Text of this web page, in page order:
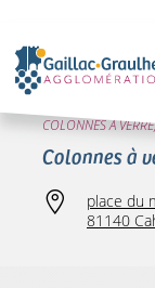
COLONNES À
Colonnes à
place du
81140